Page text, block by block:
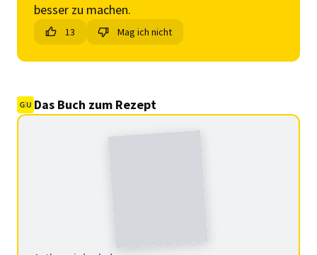
besser zu machen.
13 Mag ich nicht
Das Buch zum Rezept